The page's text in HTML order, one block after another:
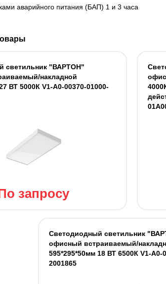
аварийного питания (БАП) 1 и 3 часа
светильник "ВАРТОН"
накладной
ВТ 5000К V1-A0-00370-01000-
запросу
Светодиодный светильник
офисный встраиваемый/
595*295*50мм 18 ВТ 6500К V1-A0-
2001865